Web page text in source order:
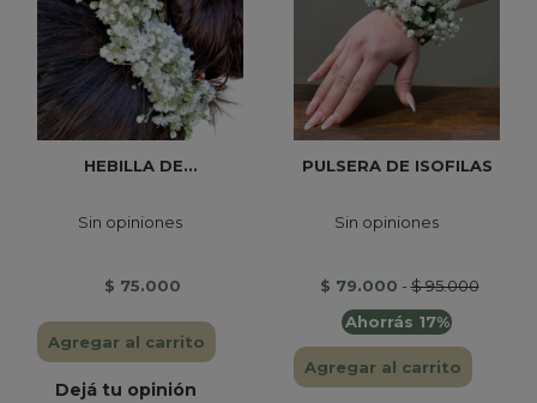
HEBILLA DE...
Sin opiniones
$ 75.000
Agregar al carrito
Dejá tu opinión
PULSERA DE ISOFILAS
Sin opiniones
$ 79.000 -$ 95.000
Ahorrás 17%
Agregar al carrito